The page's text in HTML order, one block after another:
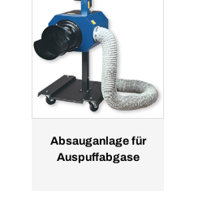
Absauganlage für
Auspuffabgase